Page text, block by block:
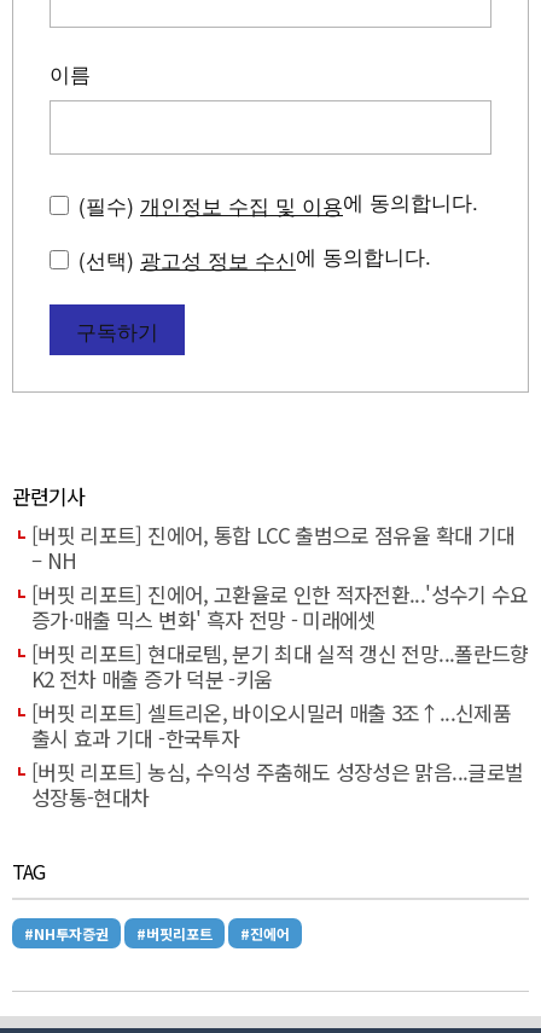
이름
(필수) 개인정보 수집 및 이용에 동의합니다.
(선택) 광고성 정보 수신에 동의합니다.
구독하기
관련기사
[버핏 리포트] 진에어, 통합 LCC 출범으로 점유율 확대 기대
– NH
[버핏 리포트] 진에어, 고환율로 인한 적자전환...'성수기 수요
증가·매출 믹스 변화' 흑자 전망 - 미래에셋
[버핏 리포트] 현대로템, 분기 최대 실적 갱신 전망...폴란드향
K2 전차 매출 증가 덕분 -키움
[버핏 리포트] 셀트리온, 바이오시밀러 매출 3조↑...신제품
출시 효과 기대 -한국투자
[버핏 리포트] 농심, 수익성 주춤해도 성장성은 맑음...글로벌
성장통-현대차
TAG
#NH투자증권 #버핏리포트 #진에어